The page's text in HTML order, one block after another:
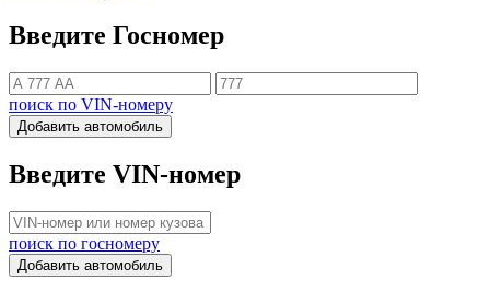
Введите Госномер
поиск по VIN-номеру
Добавить автомобиль
Введите VIN-номер
поиск по госномеру
Добавить автомобиль